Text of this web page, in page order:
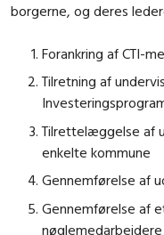
borgerne, og deres
Forankring af CTI-
Tilretning af
Tilrettelæggelse af
enkelte kommune
Gennemførelse af
Gennemførelse af